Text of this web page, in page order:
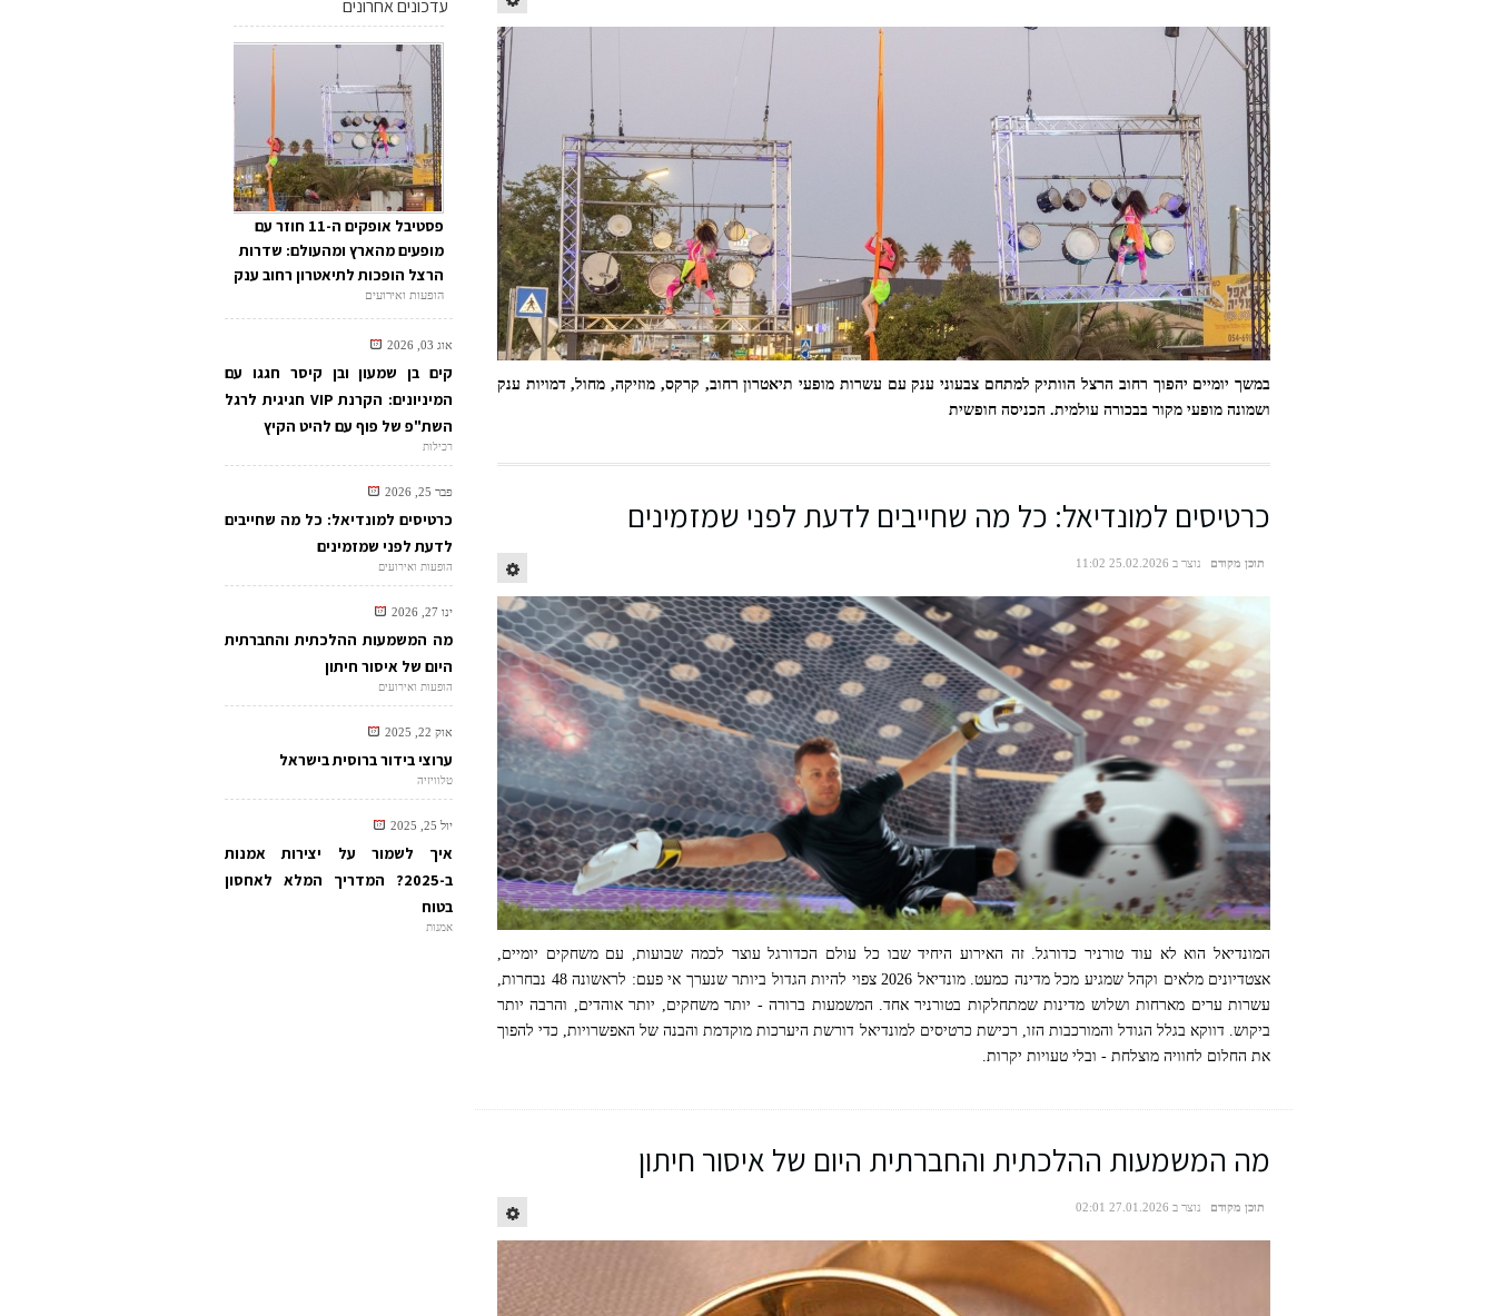
במשך יומיים יהפוך רחוב הרצל הוותיק למתחם צבעוני ענק עם עשרות מופעי תיאטרון רחוב, קרקס, מוזיקה, מחול, דמויות ענק
ושמונה מופעי מקור בבכורה עולמית. הכניסה חופשית
כרטיסים למונדיאל: כל מה שחייבים לדעת לפני שמזמינים
תוכן מקודם נוצר ב 25.02.2026 11:02
המונדיאל הוא לא עוד טורניר כדורגל. זה האירוע היחיד שבו כל עולם הכדורגל עוצר לכמה שבועות, עם משחקים יומיים,
אצטדיונים מלאים וקהל שמגיע מכל מדינה כמעט. מונדיאל 2026 צפוי להיות הגדול ביותר שנערך אי פעם: לראשונה 48 נבחרות,
עשרות ערים מארחות ושלוש מדינות שמתחלקות בטורניר אחד. המשמעות ברורה - יותר משחקים, יותר אוהדים, והרבה יותר
ביקוש. דווקא בגלל הגודל והמורכבות הזו, רכישת כרטיסים למונדיאל דורשת היערכות מוקדמת והבנה של האפשרויות, כדי להפוך
את החלום לחוויה מוצלחת - ובלי טעויות יקרות.
מה המשמעות ההלכתית והחברתית היום של איסור חיתון
תוכן מקודם נוצר ב 27.01.2026 02:01
עדכונים אחרונים
פסטיבל אופקים ה-11 חוזר עם
מופעים מהארץ ומהעולם: שדרות
הרצל הופכות לתיאטרון רחוב ענק
הופעות ואירועים
אוג 03, 2026
קים בן שמעון ובן קיסר חגגו עם
המיניונים: הקרנת VIP חגיגית לרגל
השת"פ של פוף עם להיט הקיץ
רכילות
פבר 25, 2026
כרטיסים למונדיאל: כל מה שחייבים
לדעת לפני שמזמינים
הופעות ואירועים
ינו 27, 2026
מה המשמעות ההלכתית והחברתית
היום של איסור חיתון
הופעות ואירועים
אוק 22, 2025
ערוצי בידור ברוסית בישראל
טלוויזיה
יול 25, 2025
איך לשמור על יצירות אמנות
ב-2025? המדריך המלא לאחסון
בטוח
אמנות